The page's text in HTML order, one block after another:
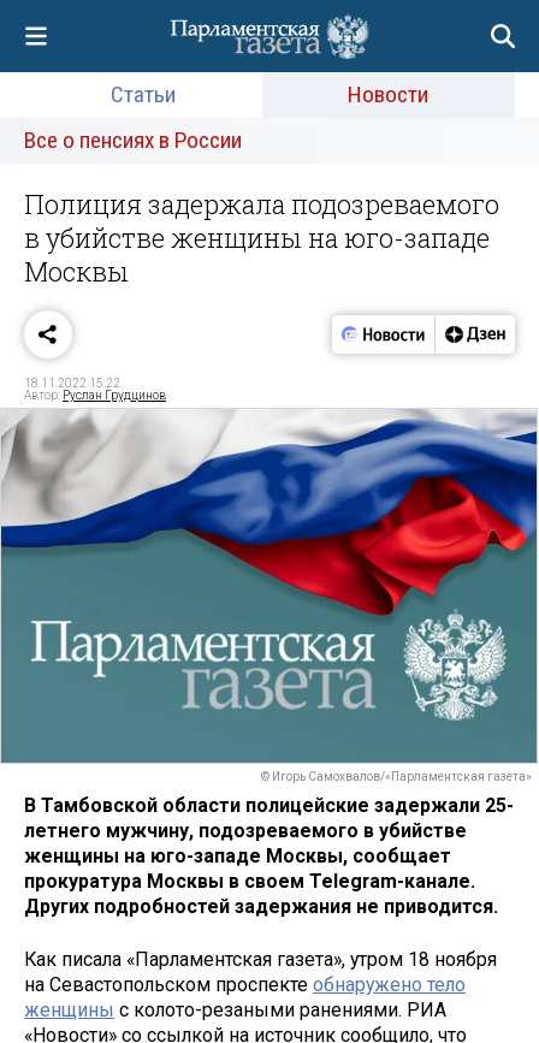
Статьи
Новости
Все о пенсиях в России
Полиция задержала подозреваемого
в убийстве женщины на юго-западе
Москвы
18.11.2022 15:22
Автор: Руслан Грудцинов
© Игорь Самохвалов/«Парламентская газета»
В Тамбовской области полицейские задержали 25-
летнего мужчину, подозреваемого в убийстве
женщины на юго-западе Москвы, сообщает
прокуратура Москвы в своем Telegram-канале.
Других подробностей задержания не приводится.
Как писала «Парламентская газета», утром 18 ноября
на Севастопольском проспекте обнаружено тело
женщины с колото-резаными ранениями. РИА
«Новости» со ссылкой на источник сообщило, что